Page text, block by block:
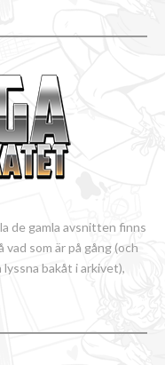
de gamla avsnitten finns
som är på gång (och
bakåt i arkivet),